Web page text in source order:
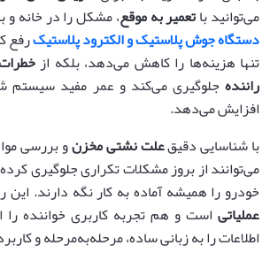
می‌توانید باتعمیر به موقع، مشکل را در خانه و
دستگاه جوش پلاستیک و الکترود پلاستیکرفع
تنها هزینه‌ها را کاهش می‌دهد، بلکه از
رانندهجلوگیری می‌کند و عمر مفید
افزایش می‌دهد.
با شناسایی دقیقعلت نشتی مخزنو بررسی
می‌توانند از بروز مشکلات تکراری جلوگیری
خودرو را همیشه آماده به کار نگه دارند.
عملیاتی است و هم تجربه کاربری خواننده
اطلاعات را به زبانی ساده، مرحله‌به‌مرحله و